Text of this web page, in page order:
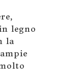
legno
la